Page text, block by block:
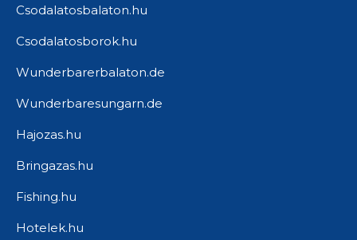
Csodalatosbalaton.hu
Csodalatosborok.hu
Wunderbarerbalaton.de
Wunderbaresungarn.de
Hajozas.hu
Bringazas.hu
Fishing.hu
Hotelek.hu